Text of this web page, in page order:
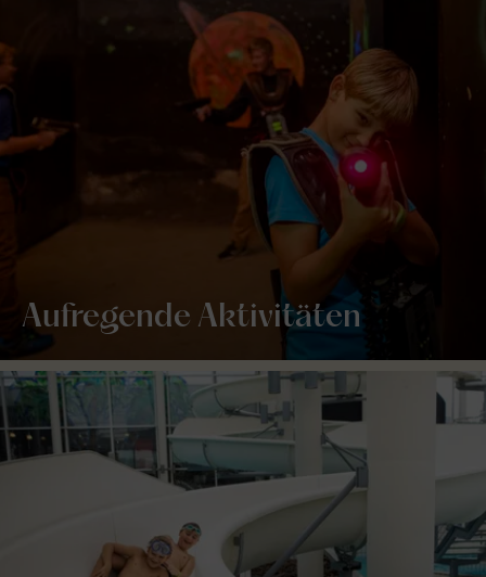
Aufregende Aktivitäten